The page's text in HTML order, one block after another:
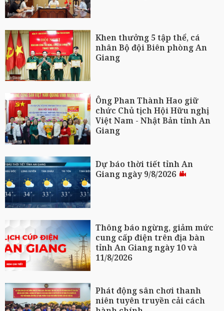
Khen thưởng 5 tập thể, cá
nhân Bộ đội Biên phòng An
Giang
Ông Phan Thành Hao giữ
chức Chủ tịch Hội Hữu nghị
Việt Nam - Nhật Bản tỉnh An
Giang
Dự báo thời tiết tỉnh An
Giang ngày 9/8/2026
Thông báo ngừng, giảm mức
cung cấp điện trên địa bàn
tỉnh An Giang ngày 10 và
11/8/2026
Phát động sân chơi thanh
niên tuyên truyền cải cách